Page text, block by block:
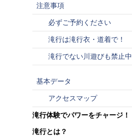
注意事項
必ずご予約ください
滝行は滝行衣・道着で！
滝行でない川遊びも禁止中
基本データ
アクセスマップ
滝行体験でパワーをチャージ！
滝行とは？